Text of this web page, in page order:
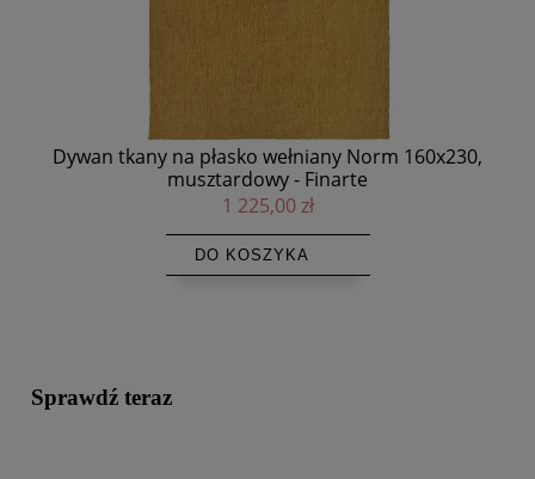
Dywan tkany na płasko wełniany Norm 200x300,
musztardowy - Finarte
1 875,00 zł
DO KOSZYKA
Sprawdź teraz